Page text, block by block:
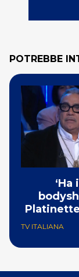
POTREBBE
‘Ha
TV ITALIANA